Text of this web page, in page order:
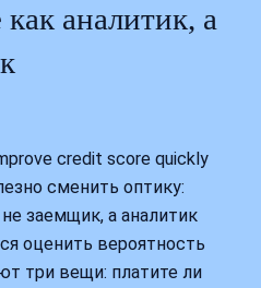
аналитик, а
credit score quickly
сменить оптику:
заемщик, а аналитик
оценить вероятность
три вещи: платите ли